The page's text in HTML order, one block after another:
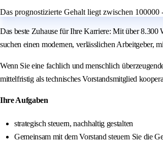
Das prognostizierte Gehalt liegt zwischen 100000
Das beste Zuhause für Ihre Karriere: Mit über 8.300
suchen einen modernen, verlässlichen Arbeitgeber,
Wenn Sie eine fachlich und menschlich
mittelfristig als technisches Vorstandsmitglied
Ihre Aufgaben
strategisch steuern, nachhaltig gestalten
Gemeinsam mit dem Vorstand steuern Sie die